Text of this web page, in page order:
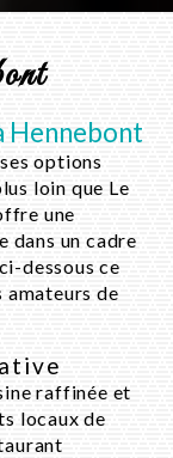
Hennebont
options
loin que Le
une
dans un cadre
dessous ce
amateurs de
raffinée et
locaux de